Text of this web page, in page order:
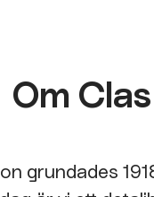
Om
grundades